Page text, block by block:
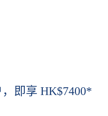
即享 HK$7400*